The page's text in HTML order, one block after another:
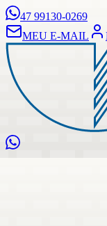
47 99130-0269
MEU E-MAIL